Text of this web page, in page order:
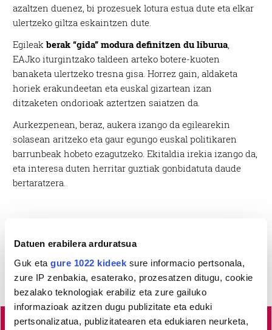
Datuen erabilera arduratsua
Guk eta gure 1022 kideek sure informacio pertsonala,
zure IP zenbakia, esaterako, prozesatzen ditugu, cookie
bezalako teknologiak erabiliz eta zure gailuko
informazioak azitzen dugu publizitate eta eduki
pertsonalizatua, publizitatearen eta edukiaren neurketa,
azaltzen duenez, bi prozesuek lotura estua dute eta elkar
ulertzeko giltza eskaintzen dute.
Egileakberak “gida” modura definitzen du liburua
EAJko iturgintzako taldeen arteko botere-kuoten
banaketa ulertzeko tresna gisa. Horrez gain, aldaketa
horiek erakundeetan eta euskal gizartean izan
ditzaketen ondorioak aztertzen saiatzen da.
Aurkezpenean, beraz, aukera izango da egilearekin
solasean aritzeko eta gaur egungo euskal politikaren
barrunbeak hobeto ezagutzeko. Ekitaldia irekia izango da,
eta interesa duten herritar guztiak gonbidatuta daude
bertaratzera.